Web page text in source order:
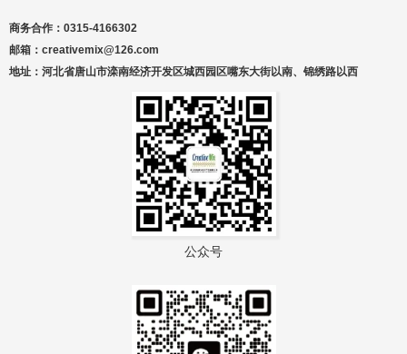
商务合作：0315-4166302
邮箱：creativemix@126.com
地址：河北省唐山市滦南经济开发区城西园区嘴东大街以南、锦绣路以西
公众号